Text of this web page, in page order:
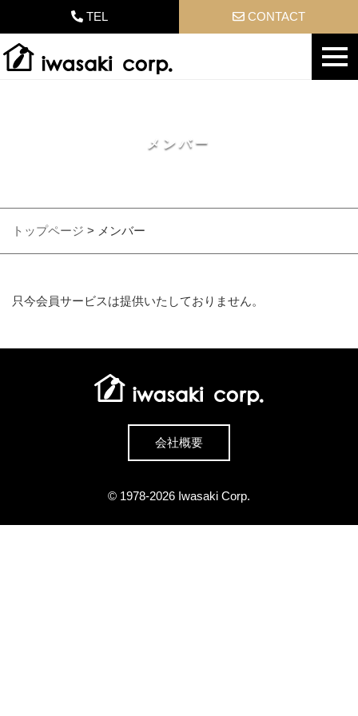
TEL CONTACT
メンバー
トップページ > メンバー
只今会員サービスは提供いたしておりません。
会社概要
© 1978-2026 Iwasaki Corp.